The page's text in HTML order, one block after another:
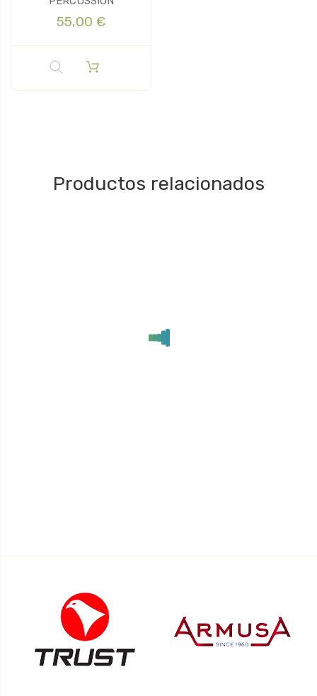
55,00 €
Productos relacionados